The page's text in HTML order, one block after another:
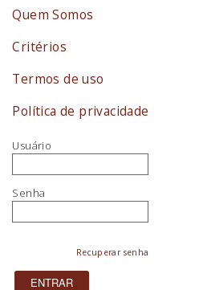
Quem Somos
Critérios
Termos de uso
Política de privacidade
Usuário
Senha
Recuperar senha